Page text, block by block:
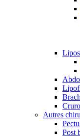
Autres
Post